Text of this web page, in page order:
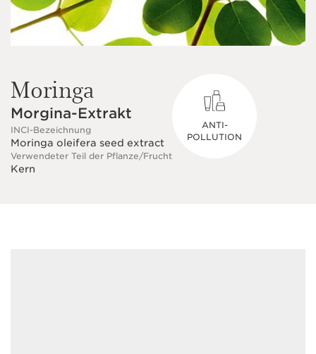
Moringa
Morgina-Extrakt
INCI-Bezeichnung
Moringa oleifera seed extract
Verwendeter Teil der Pflanze/Frucht
Kern
ANTI-
POLLUTION